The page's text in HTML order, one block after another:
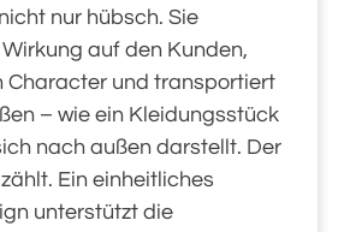
nur hübsch. Sie
auf den Kunden,
Character und transportiert
– wie ein Kleidungsstück
nach außen darstellt. Der
Ein einheitliches
unterstützt die